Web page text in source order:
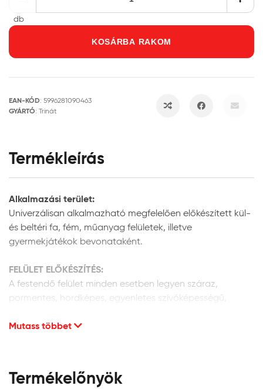
db
KOSÁRBA RAKOM
EAN-KÓD: 5996281090463
GYÁRTÓ: Trinát
Termékleírás
Alkalmazási terület:
Univerzálisan alkalmazható megfelelően előkészített kül-
és beltéri fa, fém, műanyag felületek, illetve
gyermekjátékok bevonataként.
FELÜLET ELŐKÉSZÍTÉS:
A festendő felület minden esetben legyen száraz,
pormentes, hordképes, egyenletes szívóképességű,
távolítani, és az adott alapfelületnek megfelelően
Az új, korábban még nem kezelt fafelületet finoman
Mutass többet
Termékelőnyök